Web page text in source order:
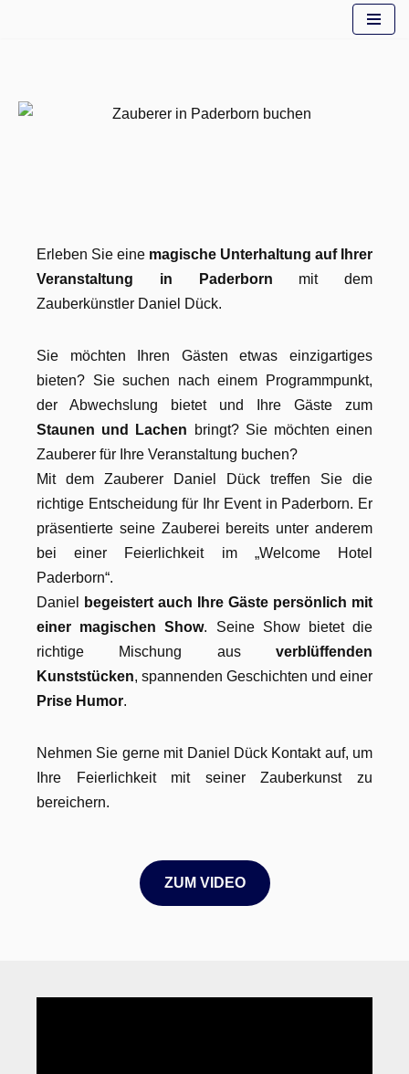
springen
Erleben Sie eine magische Unterhaltung auf Ihrer
Veranstaltung in Paderborn mit dem
Zauberkünstler Daniel Dück.
Sie möchten Ihren Gästen etwas einzigartiges
bieten? Sie suchen nach einem Programmpunkt,
der Abwechslung bietet und Ihre Gäste zum
Staunen und Lachen bringt? Sie möchten einen
Zauberer für Ihre Veranstaltung buchen?
Mit dem Zauberer Daniel Dück treffen Sie die
richtige Entscheidung für Ihr Event in Paderborn. Er
präsentierte seine Zauberei bereits unter anderem
bei einer Feierlichkeit im „Welcome Hotel
Paderborn“.
Daniel
begeistert auch Ihre Gäste persönlich mit
einer magischen Show. Seine Show bietet die
richtige Mischung aus verblüffenden
Kunststücken, spannenden Geschichten und einer
Prise Humor.
Nehmen Sie gerne mit Daniel Dück Kontakt auf, um
Ihre Feierlichkeit mit seiner Zauberkunst zu
bereichern.
ZUM VIDEO